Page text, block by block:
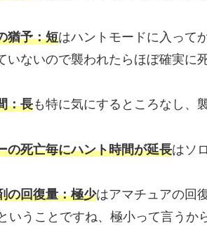
猶予：短はハントモードに入って
いないので襲われたらほぼ確実に
：長も特に気にするところなし、
の死亡毎にハント時間が延長はソ
の回復量：極少はアマチュアの回
いうことですね、極小って言うか